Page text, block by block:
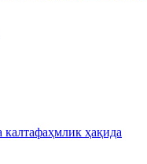
калтафаҳмлик ҳақида